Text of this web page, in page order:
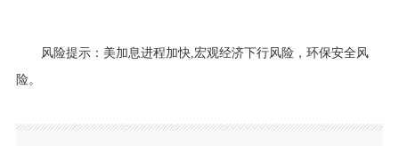
风险提示：美加息进程加快,宏观经济下行风险，环保安全风
险。